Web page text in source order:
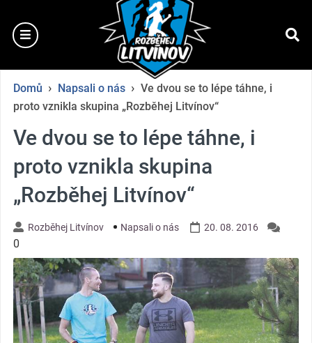
začátek
burger
Domů › Napsali o nás › Ve dvou se to lépe táhne, i
proto vznikla skupina „Rozběhej Litvínov“
Ve dvou se to lépe táhne, i
proto vznikla skupina
„Rozběhej Litvínov“
Rozběhej Litvínov Napsali o nás 20. 08. 2016
0